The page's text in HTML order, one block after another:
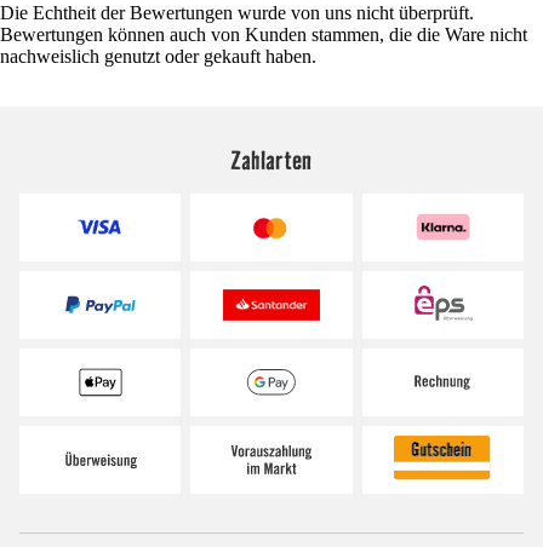
Die Echtheit der Bewertungen wurde von uns nicht überprüft.
Bewertungen können auch von Kunden stammen, die die Ware nicht
nachweislich genutzt oder gekauft haben.
Zahlarten